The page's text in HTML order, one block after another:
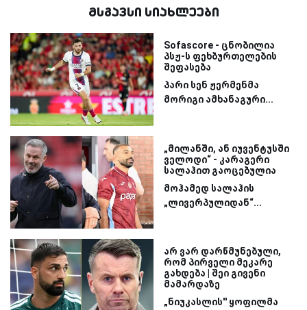
მსგავსი სიახლეები
Sofascore - ცნობილია
პსჟ-ს ფეხბურთელების
შეფასება
პარი სენ ჟერმენმა
მორიგი ამხანაგური...
„მილანში, ან იუვენტუსში
ველოდი“ - კარაგერი
სალაჰით გაოცებულია
მოჰამედ სალაჰის
„ლივერპულიდან“...
არ ვარ დარწმუნებული,
რომ პირველი მეკარე
გახდება | შეი გივენი
მამარდაზე
„ნიუკასლის'' ყოფილმა